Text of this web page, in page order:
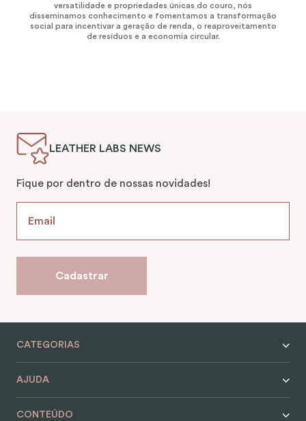
versatilidade e propriedades únicas do couro, nós
disseminamos conhecimento e fomentamos a transformação
social para incentivar a geração de renda, o reaproveitamento
de resíduos e a economia circular.
LEATHER LABS NEWS
Fique por dentro de nossas novidades!
Cadastrar
CATEGORIAS
AJUDA
CONTEÚDO